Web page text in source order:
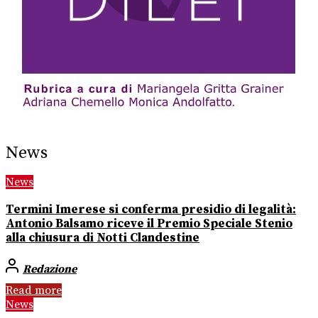
News
News
Termini Imerese si conferma presidio di legalità:
Antonio Balsamo riceve il Premio Speciale Stenio
alla chiusura di Notti Clandestine
Redazione
Read more
News